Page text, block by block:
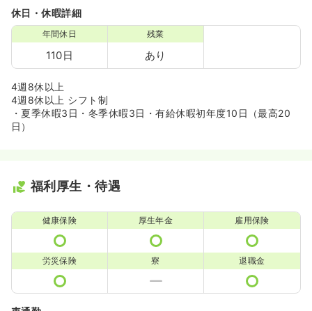
休日・休暇詳細
年間休日
110日
残業
あり
4週8休以上
4週8休以上 シフト制
・夏季休暇3日・冬季休暇3日・有給休暇初年度10日（最高20
日）
福利厚生・待遇
健康保険 厚生年金 雇用保険
労災保険 寮 退職金